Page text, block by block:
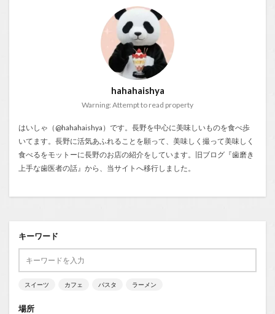
hahahaishya
Warning: Attempt to read property
はいしゃ（@hahahaishya）です。長野を中心に美味しいものを食べ歩
いてます。長野に活気あふれることを願って、美味しく撮って美味しく
食べるをモットーに長野のお店の紹介をしています。旧ブログ『歯磨き
上手な歯医者の話 』から、当サイトへ移行しました。
キーワード
スイーツ カフェ パスタ ラーメン
場所